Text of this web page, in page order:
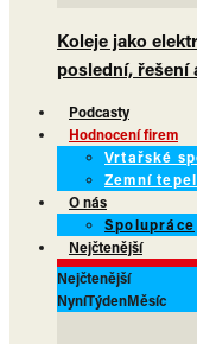
Koleje jako
poslední, řešení
Podcasty
Hodnocení firem
Vrtařské
Zemní
O nás
Spolupráce
Nejčtenější
Nejčtenější
NyníTýdenMěsíc